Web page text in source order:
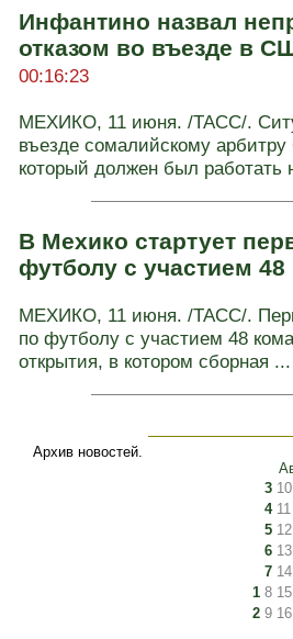
Инфантино назвал
отказом во въезде в
00:16:23
МЕХИКО, 11 июня. /ТАСС/.
въезде сомалийскому
который должен был работать
В Мехико стартует
футболу с участием
МЕХИКО, 11 июня. /ТАСС/.
по футболу с участием 48
открытия, в котором сборная ...
Архив новостей.
3 10
4 11
5 12
6 13
7 14
1 8 15
2 9 16